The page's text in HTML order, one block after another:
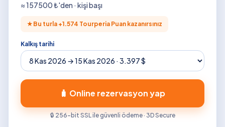
≈157500₺'den · kişi başı
★ Bu turla +1.574 Tourperia Puan kazanırsınız
Kalkış tarihi
🧳 Online rezervasyon yap
🔒 256-bit SSL ile güvenli ödeme · 3D Secure